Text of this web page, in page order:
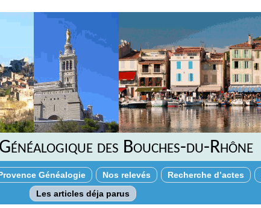
des Bouches-du-Rhône
Généalogie Nos relevés Recherche d’actes
Les articles déja parus